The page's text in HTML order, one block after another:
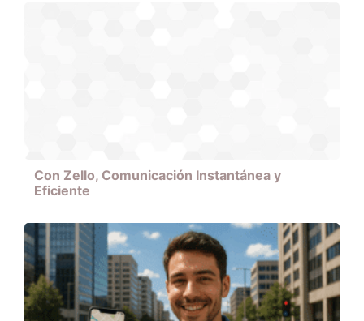
Con Zello, Comunicación Instantánea y
Eficiente